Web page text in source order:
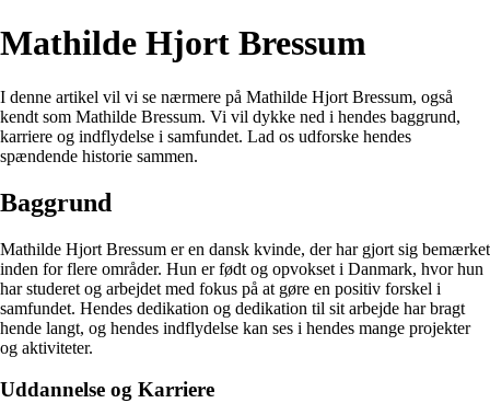
Mathilde Hjort Bressum
I denne artikel vil vi se nærmere på Mathilde Hjort Bressum, også
kendt som Mathilde Bressum. Vi vil dykke ned i hendes baggrund,
karriere og indflydelse i samfundet. Lad os udforske hendes
spændende historie sammen.
Baggrund
Mathilde Hjort Bressum er en dansk kvinde, der har gjort sig bemærket
inden for flere områder. Hun er født og opvokset i Danmark, hvor hun
har studeret og arbejdet med fokus på at gøre en positiv forskel i
samfundet. Hendes dedikation og dedikation til sit arbejde har bragt
hende langt, og hendes indflydelse kan ses i hendes mange projekter
og aktiviteter.
Uddannelse og Karriere